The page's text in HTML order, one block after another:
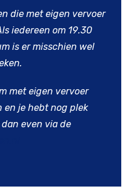
die met eigen vervoer
iedereen om 19.30
is er misschien wel
met eigen vervoer
en je hebt nog plek
even via de